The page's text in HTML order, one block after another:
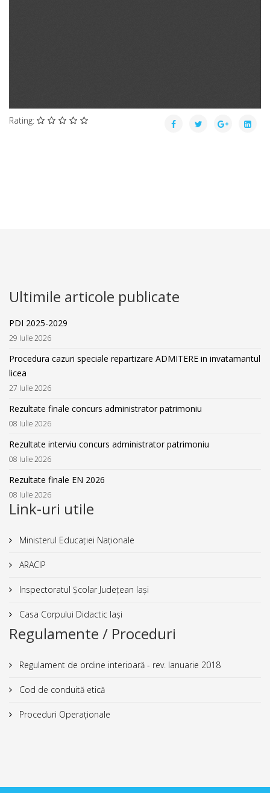
Rating:
Ultimile articole publicate
PDI 2025-2029
29 Iulie 2026
Procedura cazuri speciale repartizare ADMITERE in invatamantul
licea
27 Iulie 2026
Rezultate finale concurs administrator patrimoniu
08 Iulie 2026
Rezultate interviu concurs administrator patrimoniu
08 Iulie 2026
Rezultate finale EN 2026
08 Iulie 2026
Link-uri utile
Ministerul Educației Naționale
ARACIP
Inspectoratul Școlar Județean Iași
Casa Corpului Didactic Iași
Regulamente / Proceduri
Regulament de ordine interioară - rev. Ianuarie 2018
Cod de conduită etică
Proceduri Operaționale